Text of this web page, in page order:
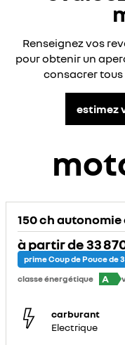
Renseignez vos
pour obtenir un
consacrer
estimez
150 ch
à partir de33
prime Coup de Pouce de
classe énergétique
A
carburant
Electrique